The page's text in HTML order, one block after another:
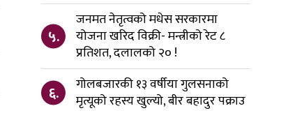
५.
जनमत नेतृत्वको मधेस सरकारमा
योजना खरिद विक्री- मन्त्रीको रेट ८
प्रतिशत, दलालको २० !
६.
गोलबजारकी १३ वर्षीया गुलसनाको
मृत्यूको रहस्य खुल्यो, बीर बहादुर पक्राउ